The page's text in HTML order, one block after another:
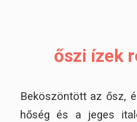
őszi ízek
Beköszöntött az ősz,
hőség és a jeges